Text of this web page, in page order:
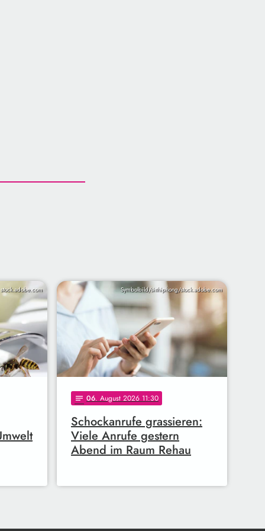
Symbolbild/sitthiphong/stock.adobe.com
notes 06. August 2026 11:30
Schockanrufe grassieren:
Viele Anrufe gestern
Abend im Raum Rehau